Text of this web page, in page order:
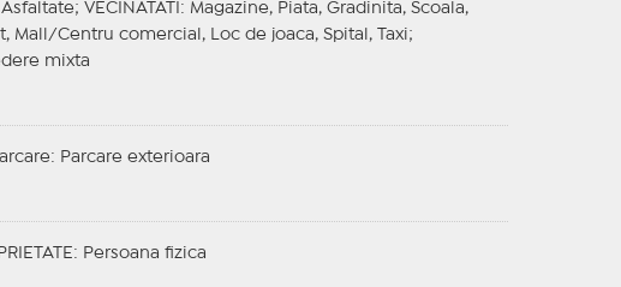
VECINATATI
: Magazine, Piata, Gradinita, Scoala,
Mall/Centru comercial, Loc de joaca, Spital, Taxi;
mixta
: Parcare exterioara
: Persoana fizica